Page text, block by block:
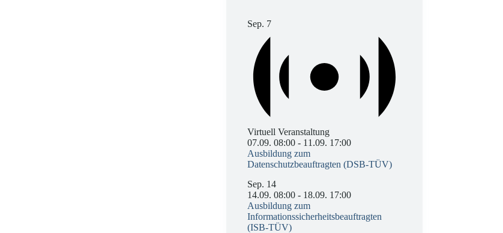
Sep. 7
Virtuell Veranstaltung
07.09. 08:00 - 11.09. 17:00
Ausbildung zum
Datenschutzbeauftragten (DSB-TÜV)
Sep. 14
14.09. 08:00 - 18.09. 17:00
Ausbildung zum
Informationssicherheitsbeauftragten
(ISB-TÜV)